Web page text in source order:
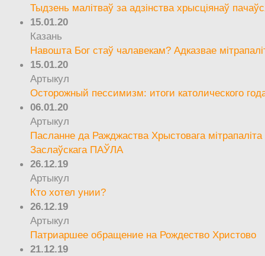
Тыдзень малітваў за адзінства хрысціянаў
15.01.20
Казань
Навошта Бог стаў чалавекам? Адказвае
15.01.20
Артыкул
Осторожный пессимизм: итоги католического
06.01.20
Артыкул
Пасланне да Ражджаства Хрыстовага мітрапаліта
Заслаўскага ПАЎЛА
26.12.19
Артыкул
Кто хотел унии?
26.12.19
Артыкул
Патриаршее обращение на Рождество Христово
21.12.19